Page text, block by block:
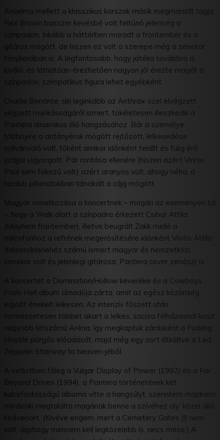
Anselmo mellett a klasszikus korszak másik megmaradt tagja,
Rex Brown basszer kevésbé volt feltűnő jelenség a
színpadon, Inkább a háttérben maradt a frontember és a
gitáros mögött, de hiszen ez volt a szerepe még a zenekar
fénykorában is. A legfontosabb, hogy játéka továbbra is
kiváló, és láthatóan-érezhetően nagyon jól érezte magát a
színpadon, szimpatikus figura lehet egyébként.
Charlie Benante, aki leginkább az Anthrax-szel elvégzett
végzett munkásságáról ismert, tökéletesen illeszkedik a
Pantera dinamikus élő hangzásához. Bár a személye
többnyire a cintányérok mögött rejtőzött, lelkesedése
nyilvánvaló volt, főként amikor időnként felállt és fülig érő
szájjal vigyorgott. Pár rontása ellenére (hiszen azért Vinnie
Paul sem fakezű volt) azért aranyos volt, ahogy néha, a
lazább pillanatokban táncikált a cájg mögött.
Magyar vonatkozása a koncertnek – magán az eseményen túl
–, hogy a Walk alatt a színpadra érkezett Csihar Attila
(Mayhem frontember), illetve beugrált Zakk mellé a
mikrofonhoz a refrének megerősítésére időnként Vörös Attila
(felsorolnisnehéz számú ismert magyar és nemzetközi
zenekar volt és jelenlegi gitárosa, Pantera cover zenész) is.
A koncertet a Domination/Hollow keveréke és a Cowboys
From Hell album címadója zárta, amit az egész közönség
együtt énekelt lelkesen. Az intenzív főszett után
természetesen többet akart a lelkes, saccra félházasnál kicsit
nagyobb létszámú Aréna, így megkaptuk zárásként a Fucking
Hostile pörgős előadását, majd még egy sort átköltve a Led
Zeppelin Stairway to heaven-jéből.
A setlistben főleg a Vulgar Display of Power (1992) és a Far
Beyond Driven (1994), a Pantera történetének két
kulcsfontosságú albuma vitte a hangsúlyt, szerintem majdnem
mindenki megtalálta magának benne a szívéhez oly’ közel álló
kedvencet. (Kivéve engem, mert a Cemetery Gates (!) nem
volt, úgyhogy mennem kell legközelebb is, nincs mese.) A